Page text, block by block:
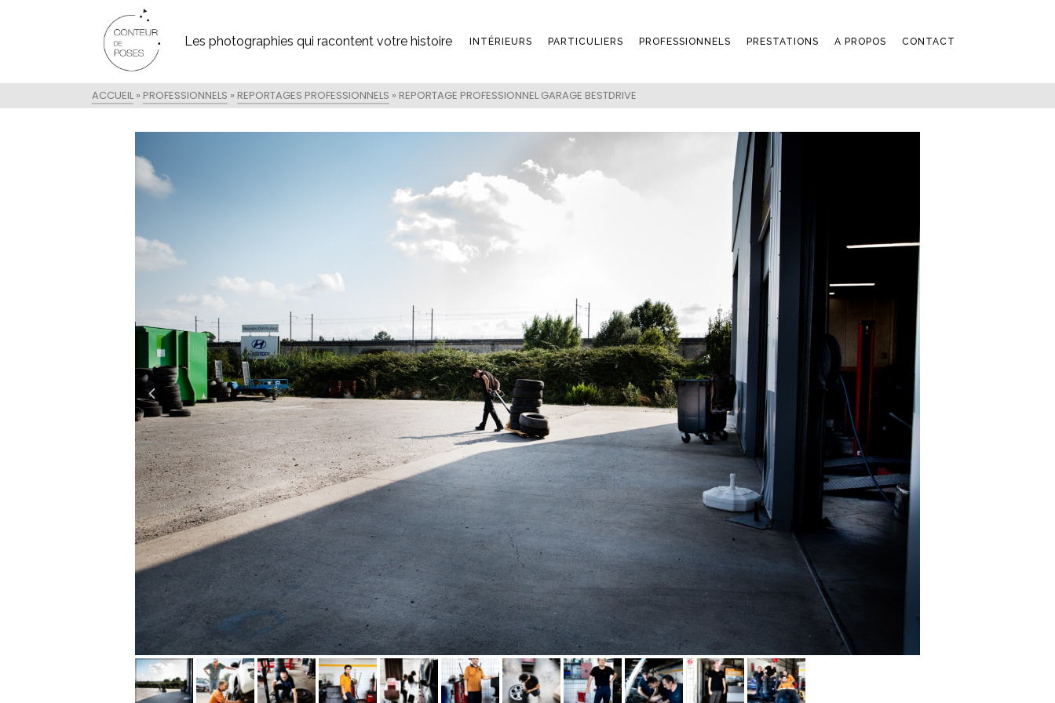
Les photographies qui racontent votre histoire INTÉRIEURS PARTICULIERS PROFESSIONNELS PRESTATIONS A PROPOS CONTACT
ACCUEIL » PROFESSIONNELS » REPORTAGES PROFESSIONNELS » REPORTAGE PROFESSIONNEL GARAGE BESTDRIVE